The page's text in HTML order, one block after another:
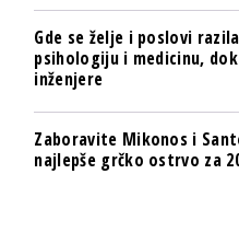
Gde se želje i poslovi
psihologiju i medicinu,
inženjere
Zaboravite Mikonos i
najlepše grčko ostrvo za